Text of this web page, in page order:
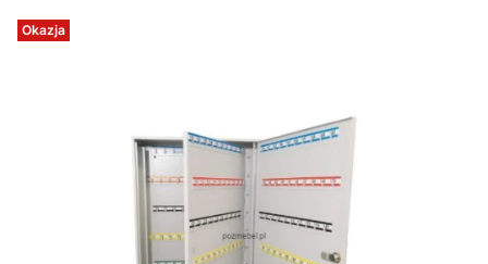
Okazja